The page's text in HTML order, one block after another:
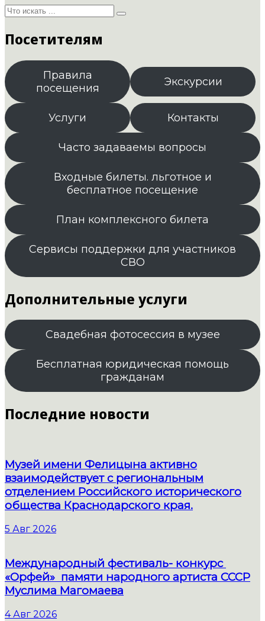
Посетителям
Правила
посещения
Экскурсии
Услуги Контакты
Часто задаваемы вопросы
Входные билеты. льготное и
бесплатное посещение
План комплексного билета
Сервисы поддержки для участников
СВО
Дополнительные услуги
Свадебная фотосессия в музее
Бесплатная юридическая помощь
гражданам
Последние новости
Музей имени Фелицына активно
взаимодействует с региональным
отделением Российского исторического
общества Краснодарского края.
5 Авг 2026
Международный фестиваль- конкурс
«Орфей» памяти народного артиста СССР
Муслима Магомаева
4 Авг 2026